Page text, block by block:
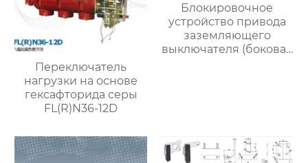
Переключатель
нагрузки на основе
гексафторида серы
FL(R)N36-12D
Блокировочное
устройство привода
заземляющего
выключателя (боковая